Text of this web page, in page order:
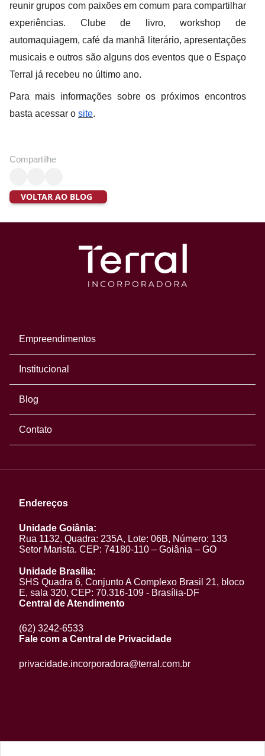
reunir grupos com paixões em comum para compartilhar
experiências. Clube de livro, workshop de
automaquiagem, café da manhã literário, apresentações
musicais e outros são alguns dos eventos que o Espaço
Terral já recebeu no último ano.
Para mais informações sobre os próximos encontros
basta acessar o site.
Compartilhe
VOLTAR AO BLOG
Empreendimentos
Institucional
Blog
Contato
Endereços
Unidade Goiânia:
Rua 1132, Quadra: 235A, Lote: 06B, Número: 133
Setor Marista. CEP: 74180-110 – Goiânia – GO
Unidade Brasília:
SHS Quadra 6, Conjunto A Complexo Brasil 21, bloco
E, sala 320, CEP: 70.316-109 - Brasília-DF
Central de Atendimento
(62) 3242-6533
Fale com a Central de Privacidade
privacidade.incorporadora@terral.com.br